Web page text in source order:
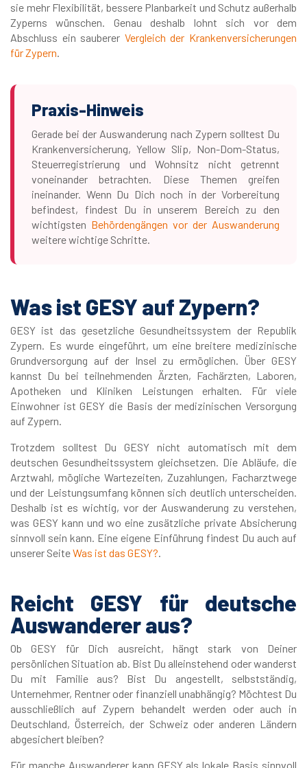
sie mehr Flexibilität, bessere Planbarkeit und Schutz außerhalb
Zyperns wünschen. Genau deshalb lohnt sich vor dem
Abschluss ein sauberer Vergleich der Krankenversicherungen
für Zypern.
Praxis-Hinweis
Gerade bei der Auswanderung nach Zypern solltest Du
Krankenversicherung, Yellow Slip, Non-Dom-Status,
Steuerregistrierung und Wohnsitz nicht getrennt
voneinander betrachten. Diese Themen greifen
ineinander. Wenn Du Dich noch in der Vorbereitung
befindest, findest Du in unserem Bereich zu den
wichtigsten Behördengängen vor der Auswanderung
weitere wichtige Schritte.
Was ist GESY auf Zypern?
GESY ist das gesetzliche Gesundheitssystem der Republik
Zypern. Es wurde eingeführt, um eine breitere medizinische
Grundversorgung auf der Insel zu ermöglichen. Über GESY
kannst Du bei teilnehmenden Ärzten, Fachärzten, Laboren,
Apotheken und Kliniken Leistungen erhalten. Für viele
Einwohner ist GESY die Basis der medizinischen Versorgung
auf Zypern.
Trotzdem solltest Du GESY nicht automatisch mit dem
deutschen Gesundheitssystem gleichsetzen. Die Abläufe, die
Arztwahl, mögliche Wartezeiten, Zuzahlungen, Facharztwege
und der Leistungsumfang können sich deutlich unterscheiden.
Deshalb ist es wichtig, vor der Auswanderung zu verstehen,
was GESY kann und wo eine zusätzliche private Absicherung
sinnvoll sein kann. Eine eigene Einführung findest Du auch auf
unserer SeiteWas ist das GESY?.
Reicht GESY für deutsche
Auswanderer aus?
Ob GESY für Dich ausreicht, hängt stark von Deiner
persönlichen Situation ab. Bist Du alleinstehend oder wanderst
Du mit Familie aus? Bist Du angestellt, selbstständig,
Unternehmer, Rentner oder finanziell unabhängig? Möchtest Du
ausschließlich auf Zypern behandelt werden oder auch in
Deutschland, Österreich, der Schweiz oder anderen Ländern
abgesichert bleiben?
Für manche Auswanderer kann GESY als lokale Basis sinnvoll